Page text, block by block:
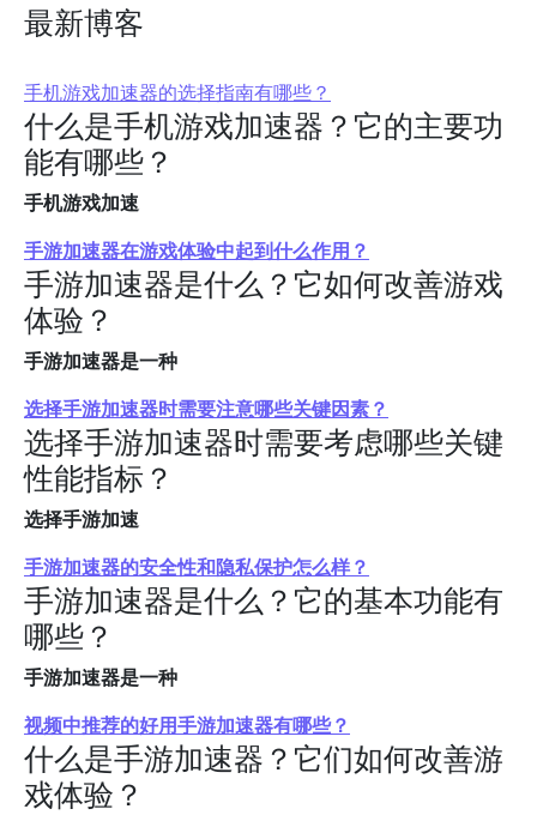
最新博客
手机游戏加速器的选择指南有哪些？
什么是手机游戏加速器？它的主要功
能有哪些？
手机游戏加速
手游加速器在游戏体验中起到什么作用？
手游加速器是什么？它如何改善游戏
体验？
手游加速器是一种
选择手游加速器时需要注意哪些关键因素？
选择手游加速器时需要考虑哪些关键
性能指标？
选择手游加速
手游加速器的安全性和隐私保护怎么样？
手游加速器是什么？它的基本功能有
哪些？
手游加速器是一种
视频中推荐的好用手游加速器有哪些？
什么是手游加速器？它们如何改善游
戏体验？